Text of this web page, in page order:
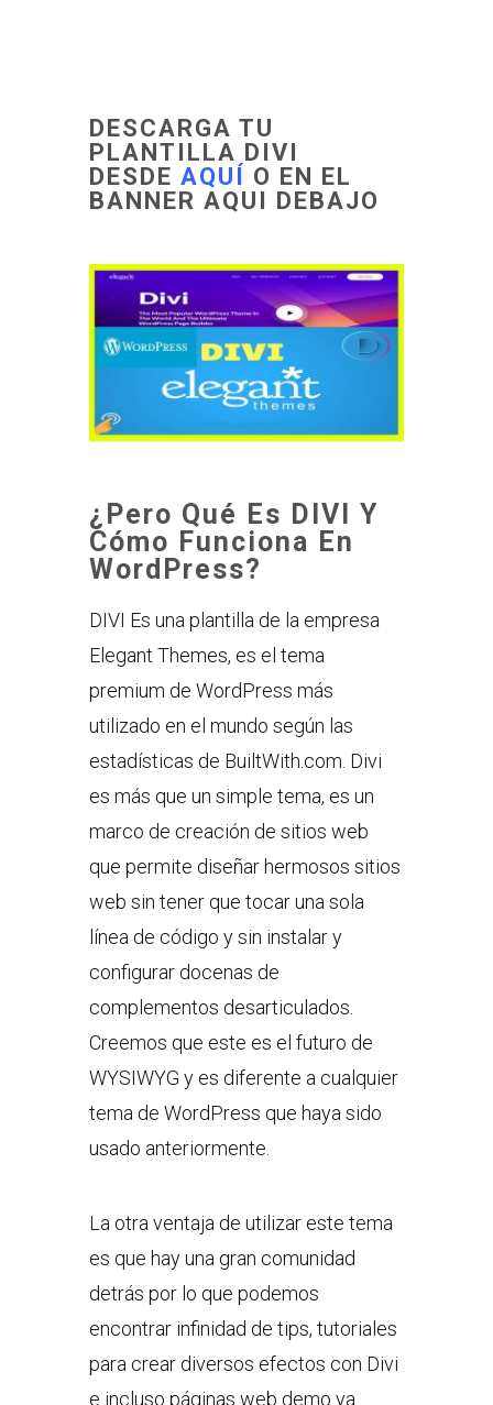
DESCARGA TU
PLANTILLA DIVI
DESDE AQUÍ O EN EL
BANNER AQUI DEBAJO
¿Pero Qué Es DIVI Y
Cómo Funciona En
WordPress?
DIVI Es una plantilla de la empresa
Elegant Themes, es el tema
premium de WordPress más
utilizado en el mundo según las
estadísticas de BuiltWith.com. Divi
es más que un simple tema, es un
marco de creación de sitios web
que permite diseñar hermosos sitios
web sin tener que tocar una sola
línea de código y sin instalar y
configurar docenas de
complementos desarticulados.
Creemos que este es el futuro de
WYSIWYG y es diferente a cualquier
tema de WordPress que haya sido
usado anteriormente.
La otra ventaja de utilizar este tema
es que hay una gran comunidad
detrás por lo que podemos
encontrar infinidad de tips, tutoriales
para crear diversos efectos con Divi
e incluso páginas web demo ya